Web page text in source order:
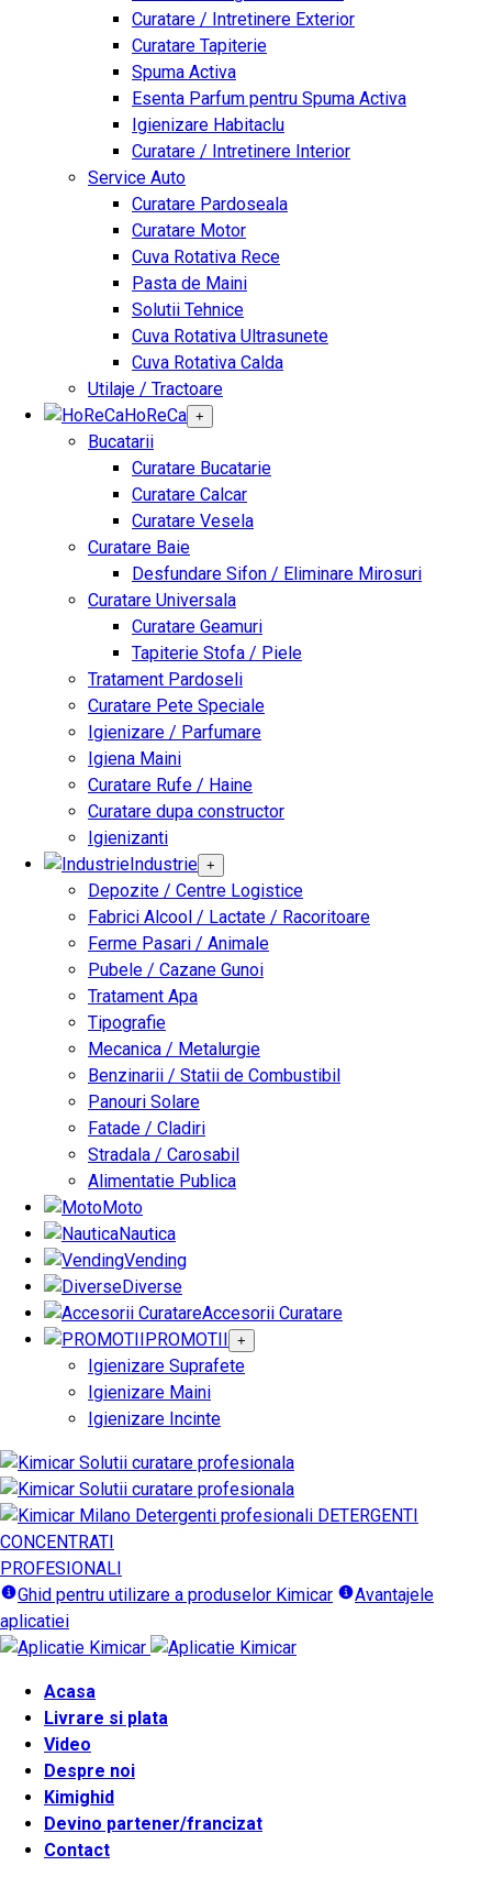
Curatare / Intretinere Exterior
Curatare Tapiterie
Spuma Activa
Esenta Parfum pentru Spuma Activa
Igienizare Habitaclu
Curatare / Intretinere Interior
Service Auto
Curatare Pardoseala
Curatare Motor
Cuva Rotativa Rece
Pasta de Maini
Solutii Tehnice
Cuva Rotativa Ultrasunete
Cuva Rotativa Calda
Utilaje / Tractoare
HoReCa +
Bucatarii
Curatare Bucatarie
Curatare Calcar
Curatare Vesela
Curatare Baie
Desfundare Sifon / Eliminare Mirosuri
Curatare Universala
Curatare Geamuri
Tapiterie Stofa / Piele
Tratament Pardoseli
Curatare Pete Speciale
Igienizare / Parfumare
Igiena Maini
Curatare Rufe / Haine
Curatare dupa constructor
Igienizanti
Industrie +
Depozite / Centre Logistice
Fabrici Alcool / Lactate / Racoritoare
Ferme Pasari / Animale
Pubele / Cazane Gunoi
Tratament Apa
Tipografie
Mecanica / Metalurgie
Benzinarii / Statii de Combustibil
Panouri Solare
Fatade / Cladiri
Stradala / Carosabil
Alimentatie Publica
Moto
Nautica
Vending
Diverse
Accesorii Curatare
PROMOTII +
Igienizare Suprafete
Igienizare Maini
Igienizare Incinte
DETERGENTI
CONCENTRATI
PROFESIONALI
Ghid pentru utilizare a produselor Kimicar
Avantajele
aplicatiei
Acasa
Livrare si plata
Video
Despre noi
Kimighid
Devino partener/francizat
Contact